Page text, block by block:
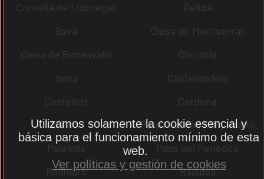
Cornellà de Llobregat
Gelida
Gavà
Olesa de Montserrat
Olesa de Bonesvalls
Olèrdola
dena
Castelldefels
Castellcir
Cardona
Navas
Palau-solità i Plegamans
Palafolls
Pacs del Penedès
Rellinars
Rajadell
Utilizamos solamente la cookie esencial y
básica para el funcionamiento mínimo de esta
web.
Ver políticas y gestión de cookies